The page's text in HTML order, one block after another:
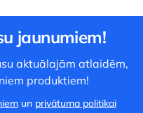
jaunumiem!
aktuālajām atlaidēm,
produktiem!
un privātuma politikai